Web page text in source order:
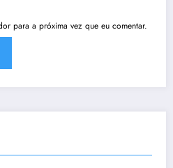
para a próxima vez que eu comentar.